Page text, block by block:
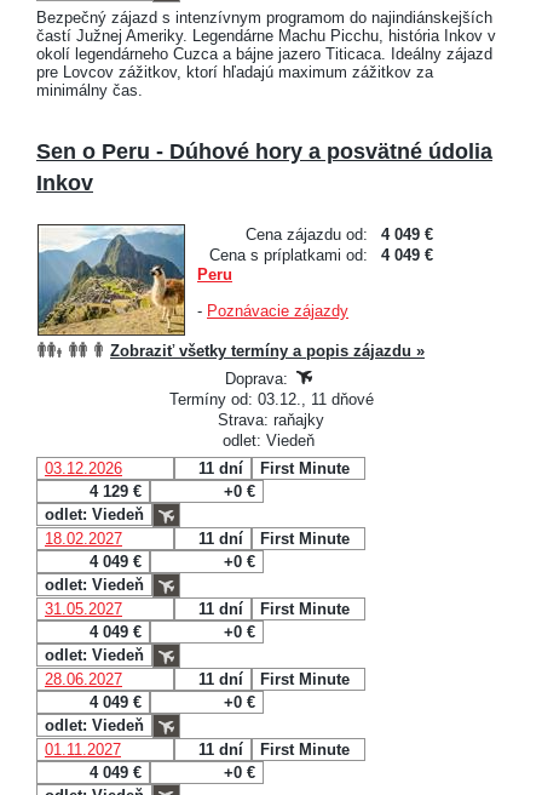
Bezpečný zájazd s intenzívnym programom do najindiánskejších
častí Južnej Ameriky. Legendárne Machu Picchu, história Inkov v
okolí legendárneho Cuzca a bájne jazero Titicaca. Ideálny zájazd
pre Lovcov zážitkov, ktorí hľadajú maximum zážitkov za
minimálny čas.
Sen o Peru - Dúhové hory a posvätné údolia
Inkov
Cena zájazdu od:
4 049 €
Cena s príplatkami od:
4 049 €
Peru
- Poznávacie zájazdy
Zobraziť všetky termíny a popis zájazdu »
Doprava:
Termíny od: 03.12., 11 dňové
Strava: raňajky
odlet: Viedeň
03.12.2026
11 dní
First Minute
4 129 €
+0 €
odlet: Viedeň
18.02.2027
11 dní
First Minute
4 049 €
+0 €
odlet: Viedeň
31.05.2027
11 dní
First Minute
4 049 €
+0 €
odlet: Viedeň
28.06.2027
11 dní
First Minute
4 049 €
+0 €
odlet: Viedeň
01.11.2027
11 dní
First Minute
4 049 €
+0 €